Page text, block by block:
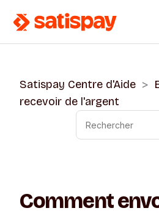
Satispay Centre d'Aide
recevoir de l'argent
Comment